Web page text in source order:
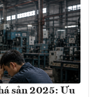
sản 2025: Ưu